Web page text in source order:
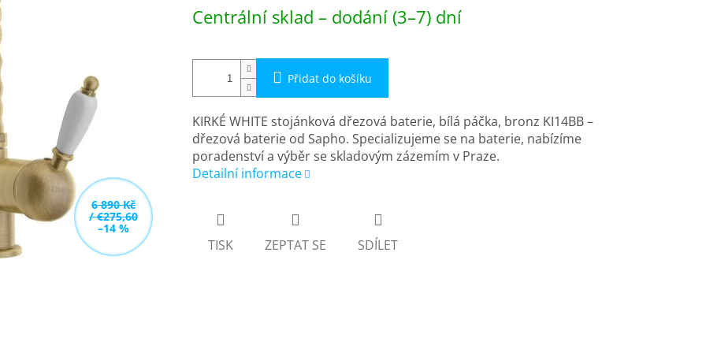
6 890 Kč
/ €275,60
–14 %
cena:
Centrální sklad – dodání (3–7) dní
Přidat do košíku
KIRKÉ WHITE stojánková dřezová baterie, bílá páčka, bronz KI14BB –
dřezová baterie od Sapho. Specializujeme se na baterie, nabízíme
poradenství a výběr se skladovým zázemím v Praze.
Detailní informace
TISK ZEPTAT SE SDÍLET